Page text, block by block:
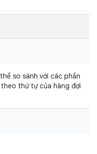
so sánh với các phần
thứ tự của hàng đợi